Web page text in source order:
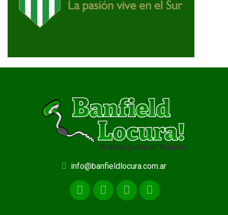
info@banfieldlocura.com.ar